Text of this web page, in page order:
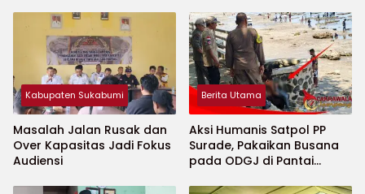
Kabupaten Sukabumi
Masalah Jalan Rusak dan
Over Kapasitas Jadi Fokus
Audiensi
Berita Utama
Aksi Humanis Satpol PP
Surade, Pakaikan Busana
pada ODGJ di Pantai